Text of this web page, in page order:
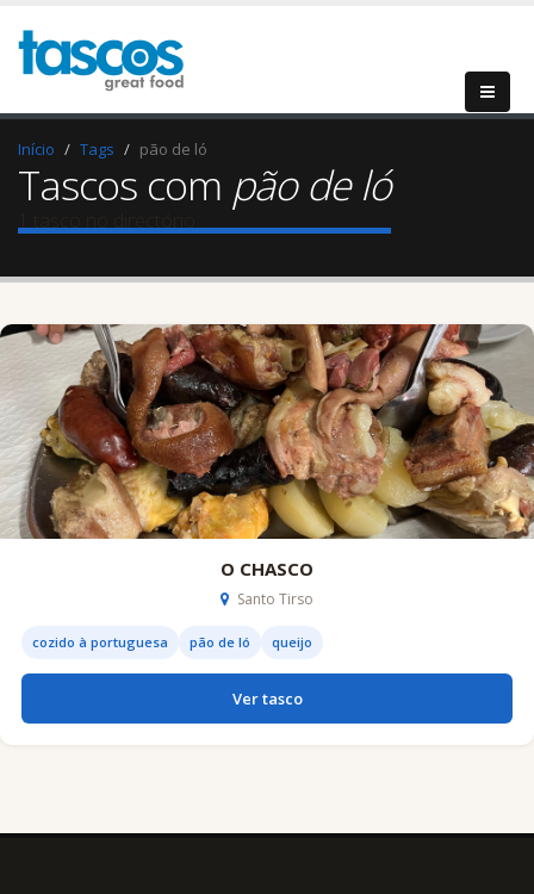
Início Tags pão de ló
Tascos com pão de ló
O CHASCO
Santo Tirso
cozido à portuguesa pão de ló queijo
Ver tasco